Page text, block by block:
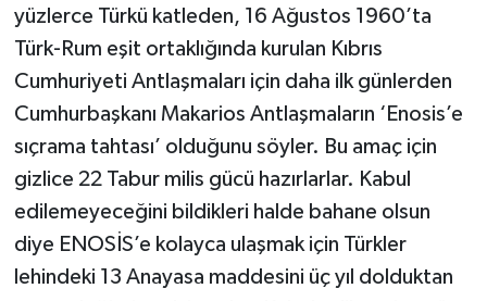
yüzlerce Türkü katleden, 16 Ağustos 1960’ta
Türk-Rum eşit ortaklığında kurulan Kıbrıs
Cumhuriyeti Antlaşmaları için daha ilk günlerden
Cumhurbaşkanı Makarios Antlaşmaların ‘Enosis’e
sıçrama tahtası’ olduğunu söyler. Bu amaç için
gizlice 22 Tabur milis gücü hazırlarlar. Kabul
edilemeyeceğini bildikleri halde bahane olsun
diye ENOSİS’e kolayca ulaşmak için Türkler
lehindeki 13 Anayasa maddesini üç yıl dolduktan